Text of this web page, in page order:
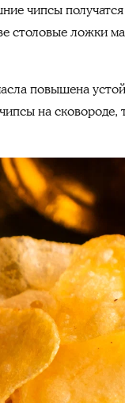
чипсы
столовые ложки
повышена
на сковороде,